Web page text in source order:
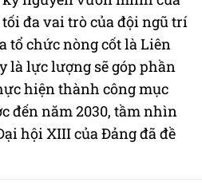
đa vai trò của đội ngũ trí
tổ chức nòng cốt là Liên
là lực lượng sẽ góp phần
hiện thành công mục
đến năm 2030, tầm nhìn
hội XIII của Đảng đã đề